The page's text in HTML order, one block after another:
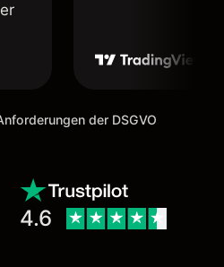
der DSGVO
4.6